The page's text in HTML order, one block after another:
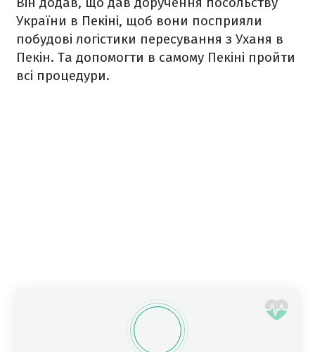
України в Пекіні, щоб вони посприяли
побудові логістики пересування з Уханя в
Пекін. Та допомогти в самому Пекіні пройти
всі процедури.